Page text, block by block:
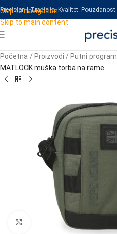
Skip to navigation
Skip to main content
Precision | Tradicija. Kvalitet. Pouzdanost.
Početna / Proizvodi / Putni program
MATLOCK muška torba na rame